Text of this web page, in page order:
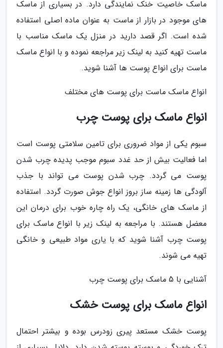
ماسک خاصیت خنک نمایندگی دارد. در بسیاری از ماسک
های موجود در بازار از ماست به عنوان ماده اصلی استفاده
شده است. اگر قصد دارید در منزل یک ماسک مناسب با
ماست تهیه کنید به لینک زیر مراجعه نموده و با انواع ماسک
ماست برای انواع پوست ها آشنا شوید.
انواع ماسک ماست برای پوست های مختلف
انواع ماسک برای پوست چرب
سبوم یکی از مواد ضروری برای تامین سلامتی پوست است
اما فعالیت بیش از حد غدد سبوم موجب پدیده چرب شدن
پوست می گردد. چرب شدن پوست می تواند با جذب
آلودگی ها زمینه ساز بروز انواع جوش صورت گردد. استفاده
از ماسک های خانگی، یک راه چاره خوب برای درمان این
معضل هستند. با مراجعه به لینک زیر با انواع ماسک برای
پوست چرب آشنا شوید که با یاری مواد طبیعی و خانگی
تهیه می شوند.
آشنایی با 5 ماسک برای پوست چرب
انواع ماسک برای پوست خشک
پوست خشک مستعد پیری زودرس بوده و بیشتر احتمال